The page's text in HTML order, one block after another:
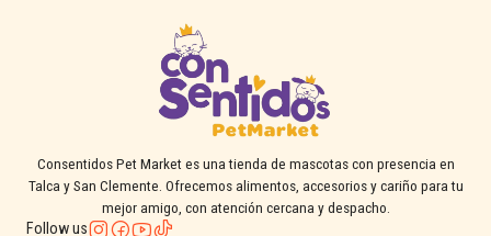
Consentidos Pet Market es una tienda de mascotas con presencia en
Talca y San Clemente. Ofrecemos alimentos, accesorios y cariño para tu
mejor amigo, con atención cercana y despacho.
Follow us